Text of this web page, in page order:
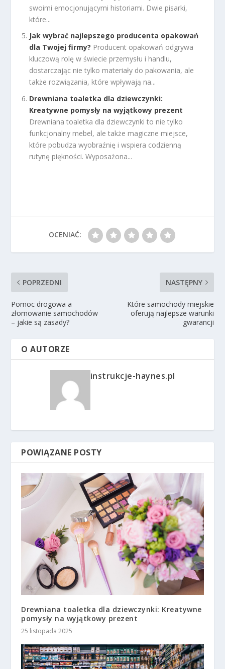
swoimi emocjonującymi historiami. Dwie pisarki,
które...
Jak wybrać najlepszego producenta opakowań
dla Twojej firmy? Producent opakowań odgrywa
kluczową rolę w świecie przemysłu i handlu,
dostarczając nie tylko materiały do pakowania, ale
także rozwiązania, które wpływają na...
Drewniana toaletka dla dziewczynki:
Kreatywne pomysły na wyjątkowy prezent
Drewniana toaletka dla dziewczynki to nie tylko
funkcjonalny mebel, ale także magiczne miejsce,
które pobudza wyobraźnię i wspiera codzienną
rutynę piękności. Wyposażona...
OCENIAĆ:
POPRZEDNI
Pomoc drogowa a
złomowanie samochodów
– jakie są zasady?
NASTĘPNY
Które samochody miejskie
oferują najlepsze warunki
gwarancji
O AUTORZE
instrukcje-haynes.pl
POWIĄZANE POSTY
Drewniana toaletka dla dziewczynki: Kreatywne
pomysły na wyjątkowy prezent
25 listopada 2025